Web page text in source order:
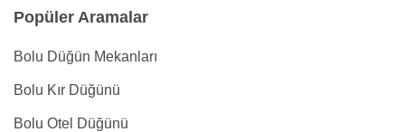
Popüler Aramalar
Bolu Düğün Mekanları
Bolu Kır Düğünü
Bolu Otel Düğünü